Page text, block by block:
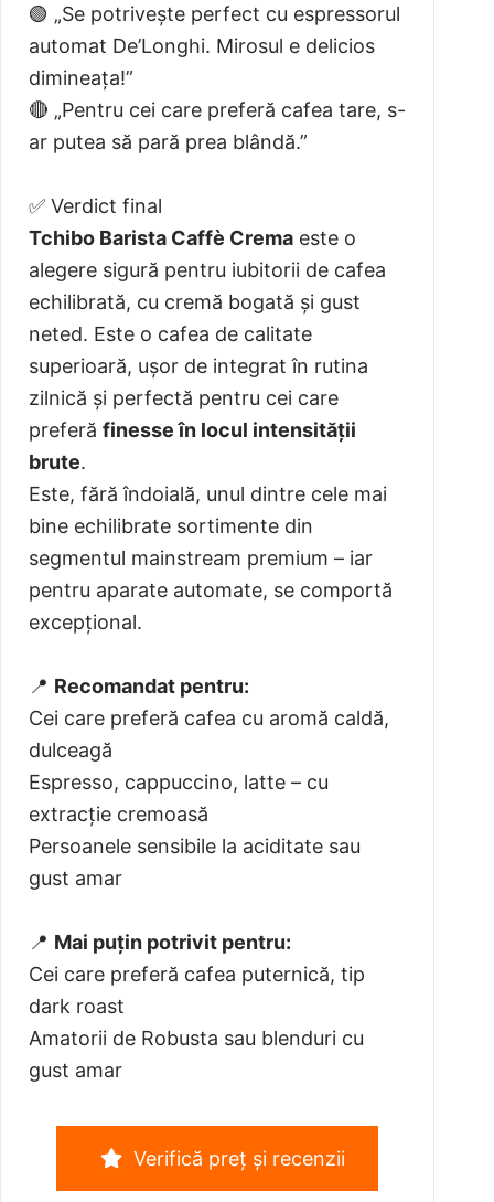
🟢 „Se potrivește perfect cu espressorul
automat De’Longhi. Mirosul e delicios
dimineața!”
🔴 „Pentru cei care preferă cafea tare, s-
ar putea să pară prea blândă.”
✅ Verdict final
Tchibo Barista Caffè Crema este o
alegere sigură pentru iubitorii de cafea
echilibrată, cu cremă bogată și gust
neted. Este o cafea de calitate
superioară, ușor de integrat în rutina
zilnică și perfectă pentru cei care
preferă finesse în locul intensității
brute.
Este, fără îndoială, unul dintre cele mai
bine echilibrate sortimente din
segmentul mainstream premium – iar
pentru aparate automate, se comportă
excepțional.
📍 Recomandat pentru:
Cei care preferă cafea cu aromă caldă,
dulceagă
Espresso, cappuccino, latte – cu
extracție cremoasă
Persoanele sensibile la aciditate sau
gust amar
📍 Mai puțin potrivit pentru:
Cei care preferă cafea puternică, tip
dark roast
Amatorii de Robusta sau blenduri cu
gust amar
Verifică preț și recenzii